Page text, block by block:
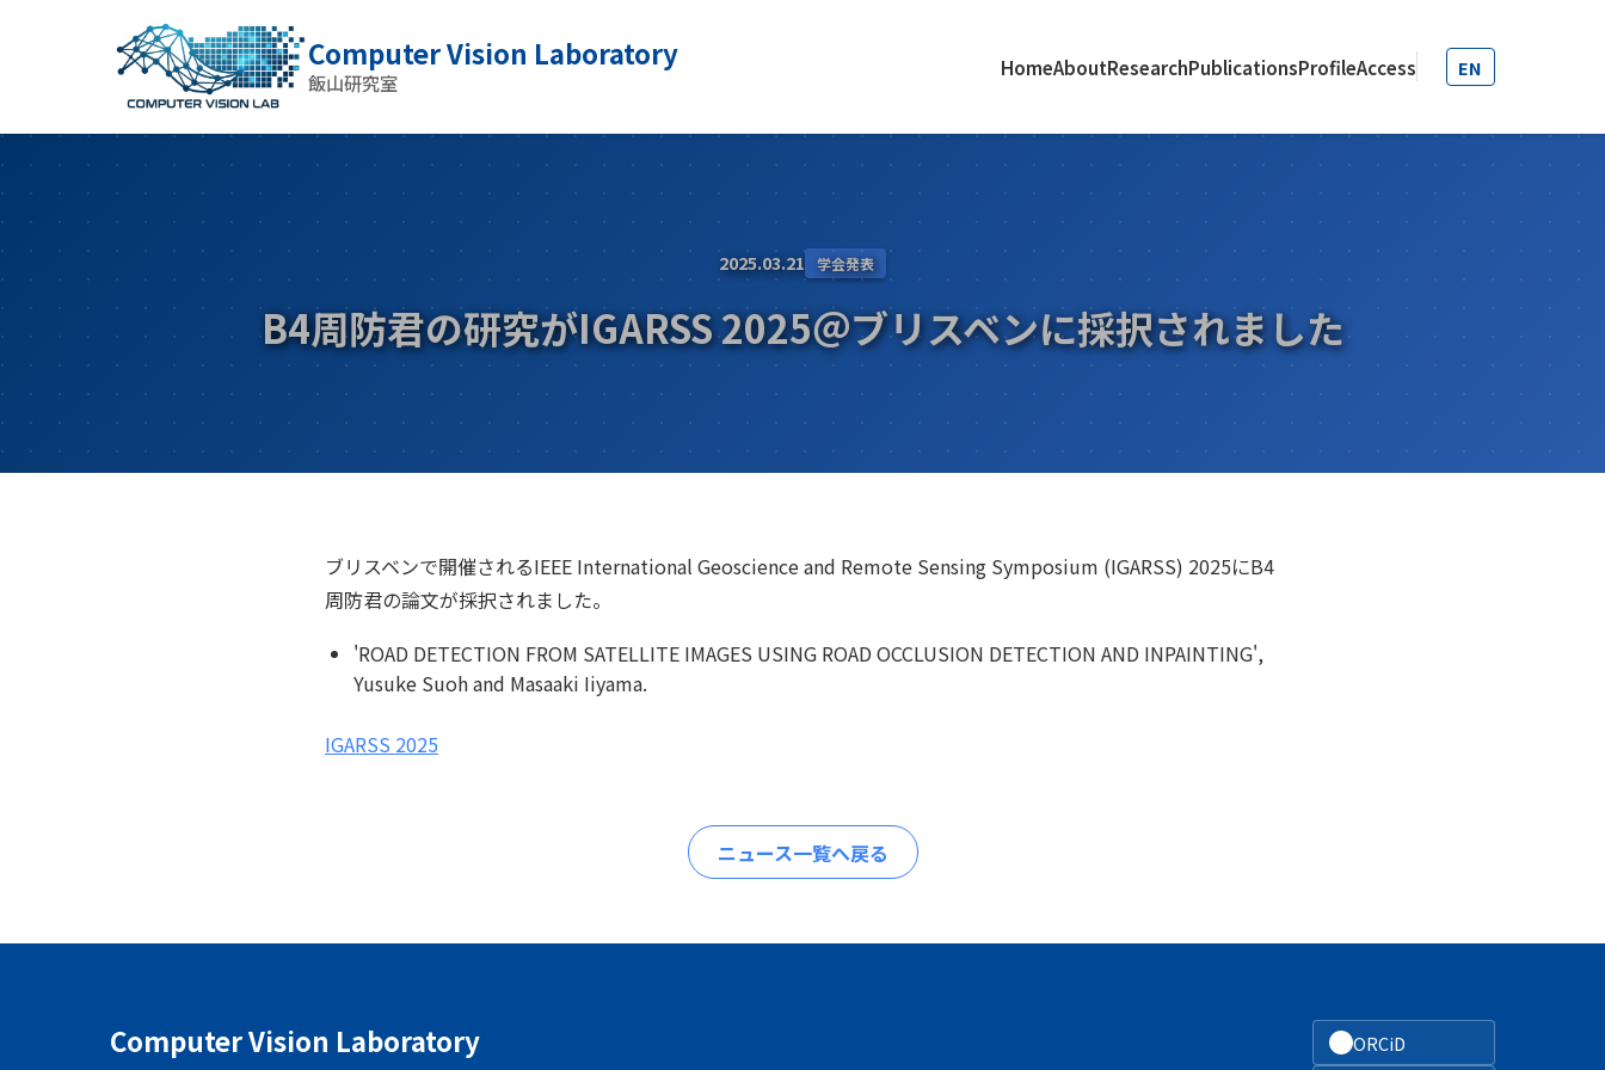
Computer Vision Laboratory
飯山研究室
HomeAboutResearchPublicationsProfileAccess EN
2025.03.21 学会発表
B4周防君の研究がIGARSS 2025＠ブリスベンに採択されました
ブリスベンで開催されるIEEE International Geoscience and Remote Sensing Symposium (IGARSS) 2025にB4
周防君の論文が採択されました。
'ROAD DETECTION FROM SATELLITE IMAGES USING ROAD OCCLUSION DETECTION AND INPAINTING',
Yusuke Suoh and Masaaki Iiyama.
IGARSS 2025
ニュース一覧へ戻る
Computer Vision Laboratory ORCiD